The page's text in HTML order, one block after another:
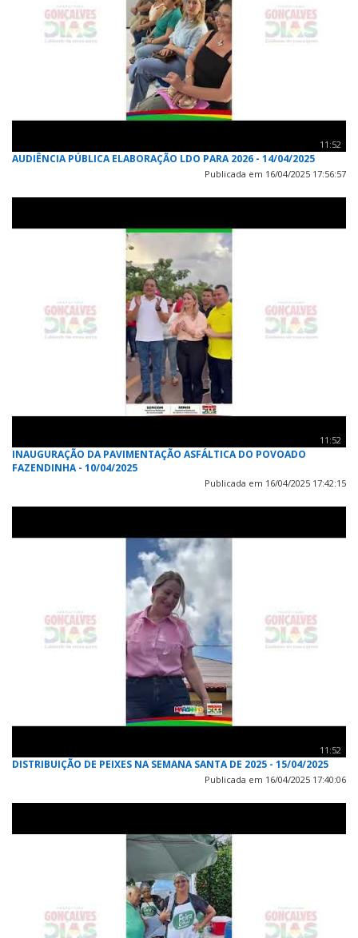
11:52
AUDIÊNCIA PÚBLICA ELABORAÇÃO LDO PARA 2026 - 14/04/2025
Publicada em 16/04/2025 17:56:57
11:52
INAUGURAÇÃO DA PAVIMENTAÇÃO ASFÁLTICA DO POVOADO
FAZENDINHA - 10/04/2025
Publicada em 16/04/2025 17:42:15
11:52
DISTRIBUIÇÃO DE PEIXES NA SEMANA SANTA DE 2025 - 15/04/2025
Publicada em 16/04/2025 17:40:06